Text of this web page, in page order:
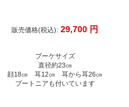
販売価格(税込): 29,700 円
ブーケサイズ
直径約23㎝
顔18㎝ 耳12㎝ 耳から耳26㎝
ブートニアも付いています